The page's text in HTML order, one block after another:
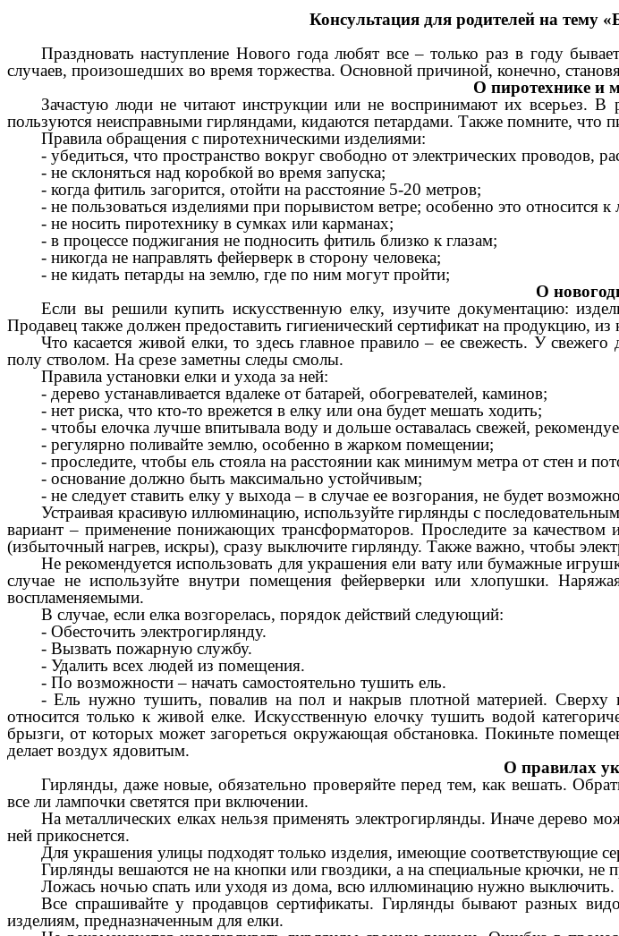
Консультация для родителей на тему
Праздновать наступление Нового года любят все – только раз в году
случаев, произошедших во время торжества. Основной причиной, конечно,
О пиротехнике и
Зачастую люди не читают инструкции или не воспринимают их всерьез.
пользуются неисправными гирляндами, кидаются петардами. Также помните, что
Правила обращения с пиротехническими изделиями:
- убедиться, что пространство вокруг свободно от электрических проводов,
- не склоняться над коробкой во время запуска;
- когда фитиль загорится, отойти на расстояние 5-20 метров;
- не пользоваться изделиями при порывистом ветре; особенно это
- не носить пиротехнику в сумках или карманах;
- в процессе поджигания не подносить фитиль близко к глазам;
- никогда не направлять фейерверк в сторону человека;
- не кидать петарды на землю, где по ним могут пройти;
О
Если вы решили купить искусственную елку, изучите документацию:
Продавец также должен предоставить гигиенический сертификат на продукцию,
Что касается живой елки, то здесь главное правило – ее свежесть. У
полу стволом. На срезе заметны следы смолы.
Правила установки елки и ухода за ней:
- дерево устанавливается вдалеке от батарей, обогревателей, каминов;
- нет риска, что кто-то врежется в елку или она будет мешать ходить;
- чтобы елочка лучше впитывала воду и дольше оставалась свежей,
- регулярно поливайте землю, особенно в жарком помещении;
- проследите, чтобы ель стояла на расстоянии как минимум метра от стен и
- основание должно быть максимально устойчивым;
- не следует ставить елку у выхода – в случае ее возгорания, не будет
Устраивая красивую иллюминацию, используйте гирлянды с
вариант – применение понижающих трансформаторов. Проследите за
(избыточный нагрев, искры), сразу выключите гирлянду. Также важно, чтобы
Не рекомендуется использовать для украшения ели вату или бумажные
случае не используйте внутри помещения фейерверки или хлопушки.
воспламеняемыми.
В случае, если елка возгорелась, порядок действий следующий:
- Обесточить электрогирлянду.
- Вызвать пожарную службу.
- Удалить всех людей из помещения.
- По возможности – начать самостоятельно тушить ель.
- Ель нужно тушить, повалив на пол и накрыв плотной материей. Сверху
относится только к живой елке. Искусственную елочку тушить водой
брызги, от которых может загореться окружающая обстановка. Покиньте
делает воздух ядовитым.
О правилах
Гирлянды, даже новые, обязательно проверяйте перед тем, как вешать.
все ли лампочки светятся при включении.
На металлических елках нельзя применять электрогирлянды. Иначе дерево
ней прикоснется.
Для украшения улицы подходят только изделия, имеющие соответствующие
Гирлянды вешаются не на кнопки или гвоздики, а на специальные крючки, не
Ложась ночью спать или уходя из дома, всю иллюминацию нужно выключить.
Все спрашивайте у продавцов сертификаты. Гирлянды бывают разных
изделиям, предназначенным для елки.